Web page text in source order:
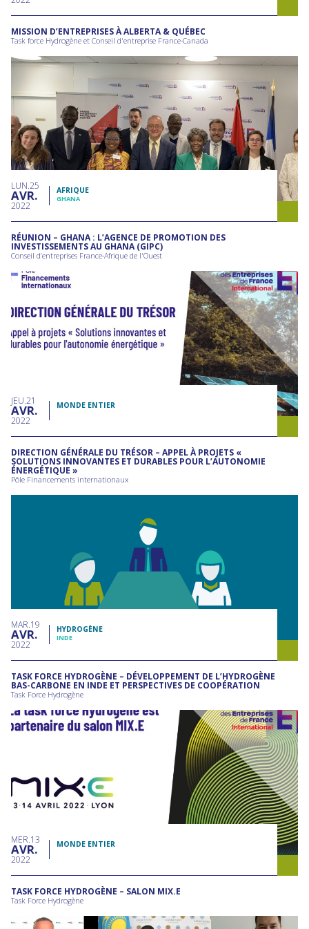
MISSION D’ENTREPRISES À ALBERTA & QUÉBEC
Task force Hydrogène et Conseil d'entreprise France-Canada
LUN 25
AVR
2022
AFRIQUE
GHANA
RÉUNION – GHANA : L’AGENCE DE PROMOTION DES
INVESTISSEMENTS AU GHANA (GIPC)
Conseil d’entreprises France-Afrique de l'Ouest
JEU 21
AVR
2022
MONDE ENTIER
DIRECTION GÉNÉRALE DU TRÉSOR – APPEL À PROJETS «
SOLUTIONS INNOVANTES ET DURABLES POUR L’AUTONOMIE
ÉNERGÉTIQUE »
Pôle Financements internationaux
MAR 19
AVR
2022
HYDROGÈNE
INDE
TASK FORCE HYDROGÈNE – DÉVELOPPEMENT DE L’HYDROGÈNE
BAS-CARBONE EN INDE ET PERSPECTIVES DE COOPÉRATION
Task Force Hydrogène
MER 13
AVR
2022
MONDE ENTIER
TASK FORCE HYDROGÈNE – SALON MIX.E
Task Force Hydrogène